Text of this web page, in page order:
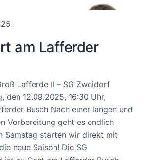
am Lafferder
Lafferde II – SG Zweidorf
den 12.09.2025, 16:30 Uhr,
Busch Nach einer langen und
Vorbereitung geht es endlich
Samstag starten wir direkt mit
neue Saison! Die SG